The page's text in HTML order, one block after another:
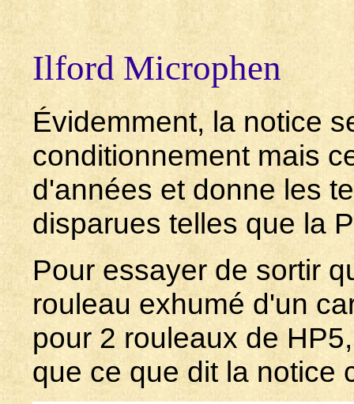
Ilford Microphen
Évidemment, la notice
conditionnement mais
d'années et donne les
disparues telles que la
Pour essayer de sortir
rouleau exhumé d'un
pour 2 rouleaux de
que ce que dit la notice